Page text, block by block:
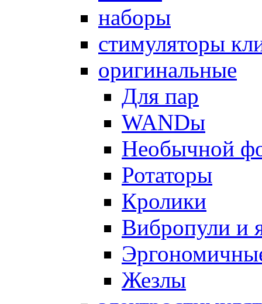
наборы
стимуляторы
оригинальные
Для пар
WANDы
Необычной
Ротаторы
Кролики
Вибропули и
Жезлы